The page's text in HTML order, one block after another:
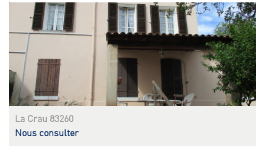
La Crau 83260
Nous consulter